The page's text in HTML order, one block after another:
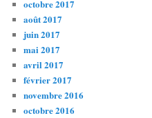
octobre 2017
août 2017
juin 2017
mai 2017
avril 2017
février 2017
novembre 2016
octobre 2016